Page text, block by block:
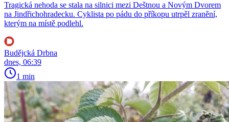
Tragická nehoda se stala na silnici mezi Deštnou a Novým Dvorem
na Jindřichohradecku. Cyklista po pádu do příkopu utrpěl zranění,
kterým na místě podlehl.
Budějcká Drbna
dnes, 06:39
1 min